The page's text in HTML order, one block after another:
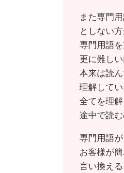
また専門
としない
専門用語
更に難し
本来は読
理解して
全てを理
途中で読
専門用語
お客様が簡
言い換え